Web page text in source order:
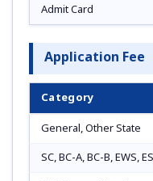
Admit Card
Application Fee
Category
General, Other State
SC, BC-A, BC-B, EWS,